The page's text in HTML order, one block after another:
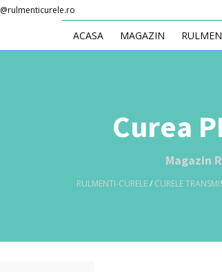
ACASA MAGAZIN
Curea
Magazin
RULMENTI-CURELE/ CURELE